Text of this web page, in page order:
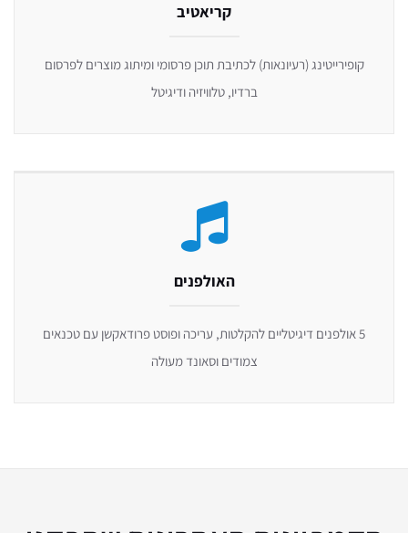
קריאטיב
קופירייטינג (רעיונאות) לכתיבת תוכן פרסומי ומיתוג מוצרים לפרסום
ברדיו, טלוויזיה ודיגיטל
האולפנים
5 אולפנים דיגיטליים להקלטות, עריכה ופוסט פרודאקשן עם טכנאים
צמודים וסאונד מעולה